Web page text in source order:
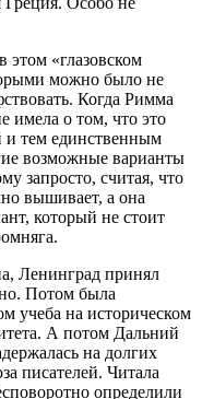
«глазовском
можно было не
Когда Римма
имела о том, что это
и тем единственным
возможные варианты
запросто, считая, что
вышивает, а она
который не стоит
Ленинград принял
Потом была
учеба на историческом
А потом Дальний
на долгих
писателей. Читала
определили